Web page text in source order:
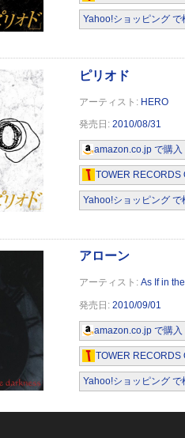
Yahoo!ショッピング で
HERO
2010/08/31
amazon.co.jp で購入
TOWER RECORDS
Yahoo!ショッピング で
As If in
2010/09/01
amazon.co.jp で購入
TOWER RECORDS
Yahoo!ショッピング で
Precious
MI DA RA